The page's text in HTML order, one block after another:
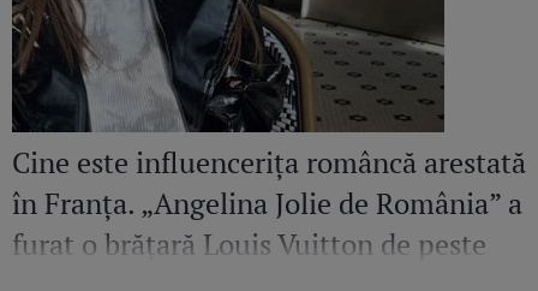
Cine este influencerița româncă arestată
în Franța. „Angelina Jolie de România” a
furat o brățară Louis Vuitton de peste